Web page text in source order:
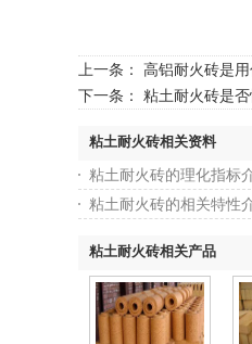
上一条： 高铝耐火砖是
下一条： 粘土耐火砖是否
粘土耐火砖相关资料
粘土耐火砖的理化指标
粘土耐火砖的相关特性
粘土耐火砖相关产品